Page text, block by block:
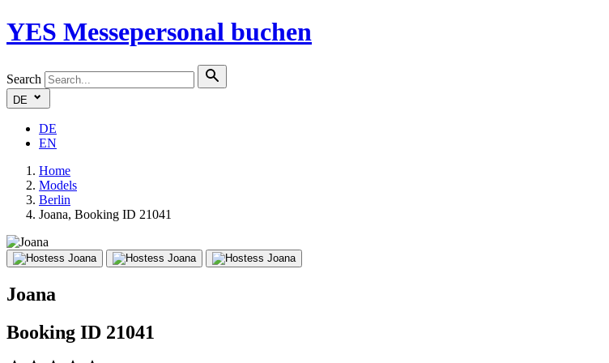
YES Messepersonal buchen
Search
DE
DE
EN
Home
Models
Berlin
Joana, Booking ID 21041
Joana
Booking ID 21041